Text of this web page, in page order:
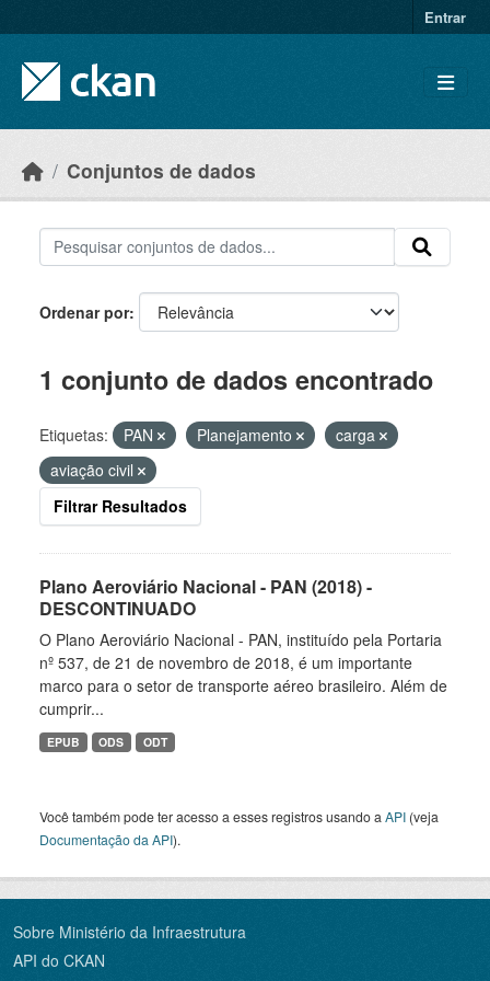
Entrar
Conjuntos de dados
Ordenar por
1 conjunto de dados encontrado
Etiquetas: PAN Planejamento
carga
aviação civil
Filtrar Resultados
Plano Aeroviário Nacional - PAN (2018) -
DESCONTINUADO
O Plano Aeroviário Nacional - PAN, instituído pela Portaria
nº 537, de 21 de novembro de 2018, é um importante
marco para o setor de transporte aéreo brasileiro. Além de
cumprir...
EPUB ODS ODT
Você também pode ter acesso a esses registros usando a API (veja
Documentação da API).
Sobre Ministério da Infraestrutura
API do CKAN